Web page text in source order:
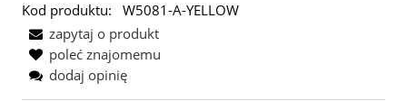
Kod produktu:
W5081-A-YELLOW
zapytaj o produkt
poleć znajomemu
dodaj opinię